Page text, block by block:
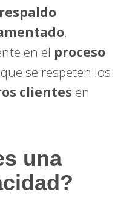
respaldo
.
en el proceso
se respeten los
clientes en
una